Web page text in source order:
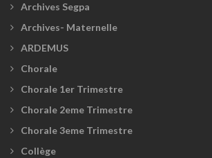
Archives Segpa
Archives- Maternelle
ARDEMUS
Chorale
Chorale 1er Trimestre
Chorale 2eme Trimestre
Chorale 3eme Trimestre
Collège